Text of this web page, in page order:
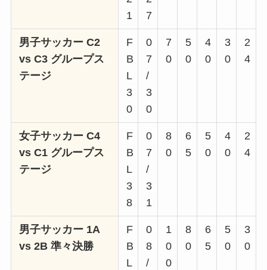
1
7
男子サッカー C2
vs C3 グループス
テージ
F
B
L
3
0
0
7
/
3
0
7
0
5
0
4
0
3
0
2
4
女子サッカー C4
vs C1 グループス
テージ
F
B
L
3
8
0
7
/
3
1
8
0
6
5
5
0
4
0
2
4
男子サッカー 1A
vs 2B 準々決勝
F
B
L
0
8
/
1
0
0
8
0
6
5
5
0
3
0